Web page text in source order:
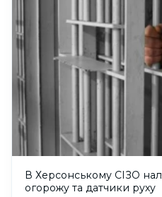
В Херсонському СІЗО
огорожу та датчики руху